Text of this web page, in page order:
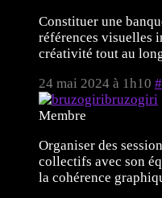
Constituer une
références visuelles
créativité tout au
24 mai 2024 à 1h10
bruzogiri
Membre
Organiser des
collectifs avec son
la cohérence